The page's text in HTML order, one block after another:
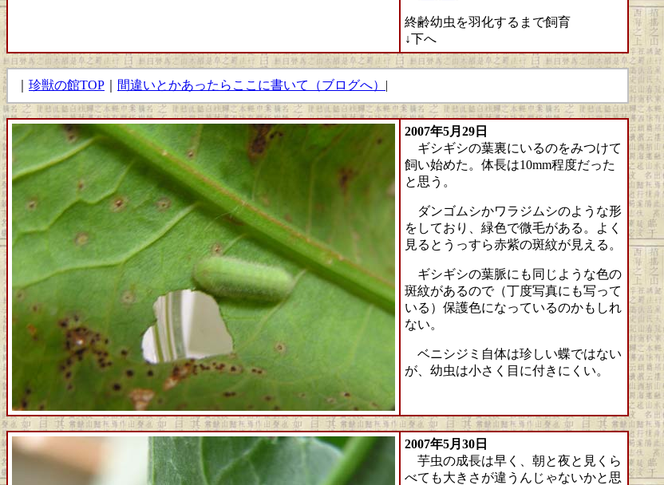
終齢幼虫を羽化するまで飼育
↓下へ
珍獣の館TOP 間違いとかあったらここに書いて（ブログへ） |
2007年5月29日
ギシギシの葉裏にいるのをみつけて
飼い始めた。体長は10mm程度だった
と思う。
ダンゴムシかワラジムシのような形
をしており、緑色で微毛がある。よく
見るとうっすら赤紫の斑紋が見える。
ギシギシの葉脈にも同じような色の
斑紋があるので（丁度写真にも写って
いる）保護色になっているのかもしれ
ない。
ベニシジミ自体は珍しい蝶ではない
が、幼虫は小さく目に付きにくい。
2007年5月30日
芋虫の成長は早く、朝と夜と見くら
べても大きさが違うんじゃないかと思